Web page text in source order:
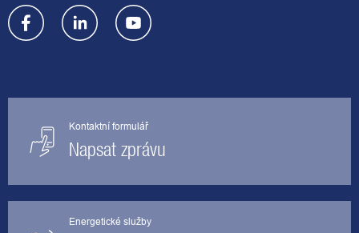
Kontaktní formulář
Napsat zprávu
Energetické služby